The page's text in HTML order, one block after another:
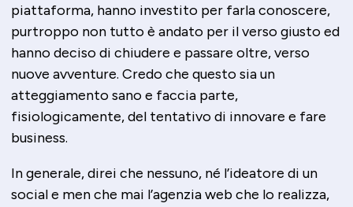
piattaforma, hanno investito per farla conoscere,
purtroppo non tutto è andato per il verso giusto ed
hanno deciso di chiudere e passare oltre, verso
nuove avventure. Credo che questo sia un
atteggiamento sano e faccia parte,
fisiologicamente, del tentativo di innovare e fare
business.
In generale, direi che nessuno, né l’ideatore di un
social e men che mai l’agenzia web che lo realizza,